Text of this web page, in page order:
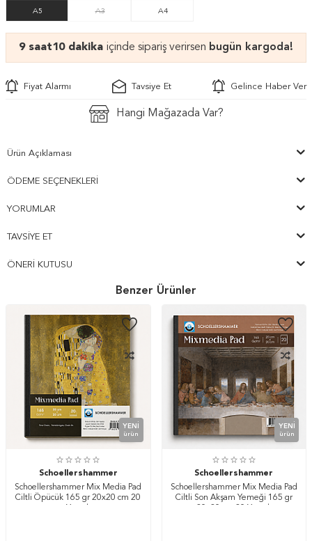
A5 A3 A4
9 saat10 dakika içinde sipariş verirsen bugün kargoda!
Fiyat Alarmı Tavsiye Et Gelince Haber Ver
Hangi Mağazada Var?
Ürün Açıklaması
ÖDEME SEÇENEKLERI
YORUMLAR
TAVSIYE ET
ÖNERI KUTUSU
Benzer Ürünler
YENI
ürün
Schoellershammer
Schoellershammer Mix Media Pad
Ciltli Öpücük 165 gr 20x20 cm 20
YENI
ürün
Schoellershammer
Schoellershammer Mix Media Pad
Ciltli Son Akşam Yemeği 165 gr